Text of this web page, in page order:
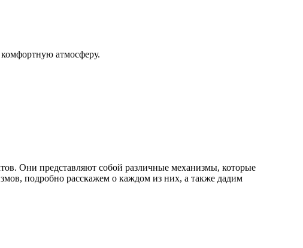
атмосферу.
Они представляют собой различные механизмы, которые
подробно расскажем о каждом из них, а также дадим